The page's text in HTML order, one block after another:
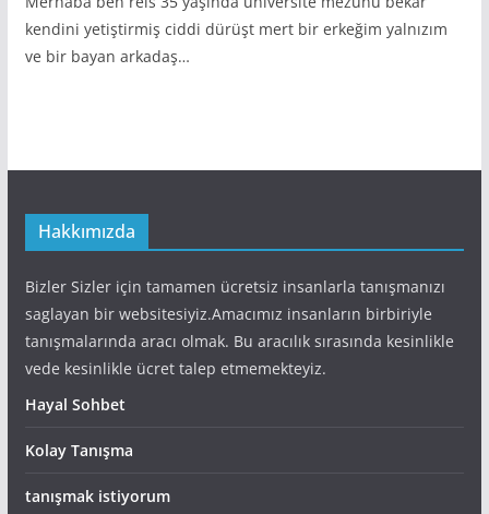
kendini yetiştirmiş ciddi dürüşt mert bir erkeğim yalnızım
ve bir bayan arkadaş…
Hakkımızda
Bizler Sizler için tamamen ücretsiz insanlarla tanışmanızı
saglayan bir websitesiyiz.Amacımız insanların birbiriyle
tanışmalarında aracı olmak. Bu aracılık sırasında kesinlikle
vede kesinlikle ücret talep etmemekteyiz.
Hayal Sohbet
Kolay Tanışma
tanışmak istiyorum